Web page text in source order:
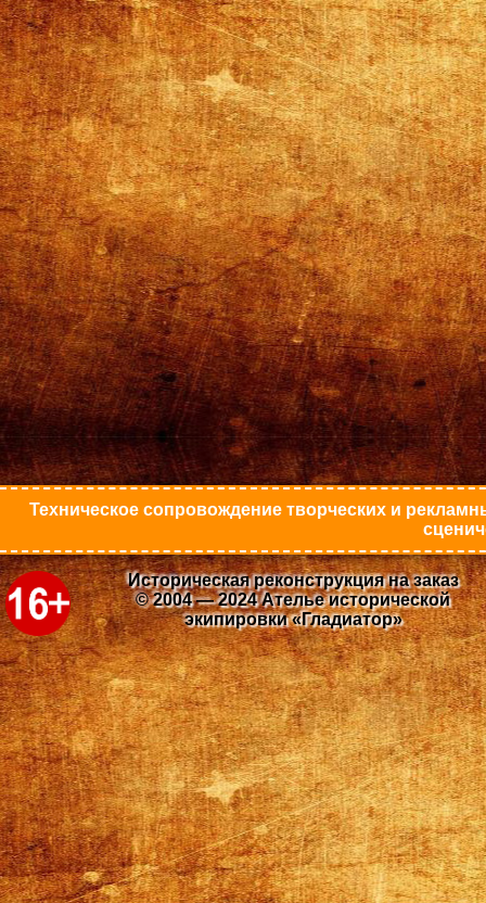
Техническое сопровождение творческих и
Историческая реконструкция на заказ
© 2004 — 2024 Ателье исторической
экипировки «Гладиатор»